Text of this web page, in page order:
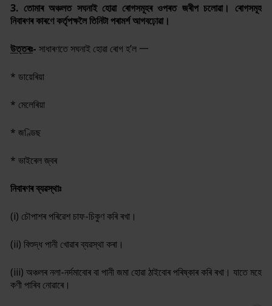
3. তোমাৰ অঞ্চলত সঘনাই হোৱা ৰোগসমূহৰ ওপৰত জৰীপ চলোৱা। ৰোগসমূহ
নিবাৰণৰ কাৰণে কৰ্তৃপক্ষলৈ তিনিটা পৰামৰ্শ আগবঢ়োৱা।
উত্তৰঃ- সাধাৰণতে সঘনাই হোৱা ৰোগ হ’ল 一
* ডায়েৰিয়া
* মেলেৰিয়া
* জণ্ডিছ
* ভাইৰেল জ্বৰ
নিবাৰণৰ ব্যৱস্থাঃ
(i) চৌপাশৰ পৰিৱেশ চাফ-চিকুণ কৰি ৰখা।
(ii) বিশুদ্ধ পানী খোৱাৰ ব্যৱস্থা কৰা।
(iii) অঞ্চলৰ নলা-নৰ্দমাবোৰ বা পানী জমা হোৱা ঠাইবোৰ পৰিষ্কাৰ কৰি ৰখা। যাতে মহে
কণী পাৰিব নোৱাৰে।